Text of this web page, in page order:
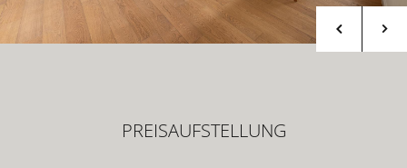
PREISAUFSTELLUNG